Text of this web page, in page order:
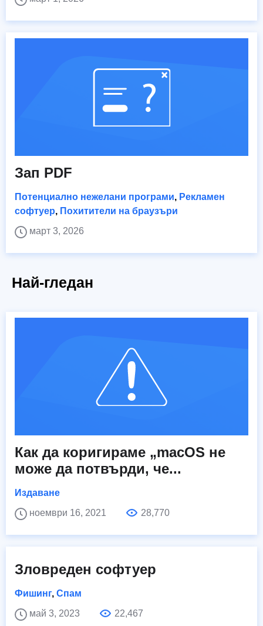
Зап PDF
Потенциално нежелани програми, Рекламен
софтуер, Похитители на браузъри
март 3, 2026
Най-гледан
Как да коригираме „macOS не
може да потвърди, че...
Издаване
ноември 16, 2021
28,770
Зловреден софтуер
Фишинг, Спам
май 3, 2023
22,467